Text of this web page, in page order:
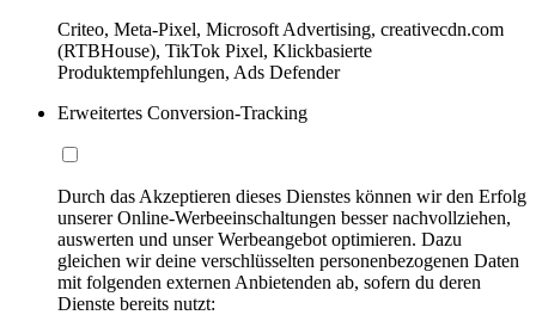
Criteo, Meta-Pixel, Microsoft Advertising, creativecdn.com
(RTBHouse), TikTok Pixel, Klickbasierte
Produktempfehlungen, Ads Defender
Erweitertes Conversion-Tracking
Durch das Akzeptieren dieses Dienstes können wir den Erfolg
unserer Online-Werbeeinschaltungen besser nachvollziehen,
auswerten und unser Werbeangebot optimieren. Dazu
gleichen wir deine verschlüsselten personenbezogenen Daten
mit folgenden externen Anbietenden ab, sofern du deren
Dienste bereits nutzt: